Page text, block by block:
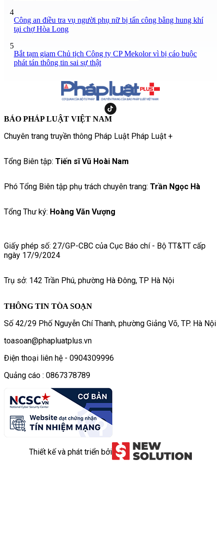
4
Công an điều tra vụ người phụ nữ bị tấn công bằng hung khí
tại chợ Hòa Long
5
Bắt tạm giam Chủ tịch Công ty CP Mekolor vì bị cáo buộc
phát tán thông tin sai sự thật
BÁO PHÁP LUẬT VIỆT NAM
Chuyên trang truyền thông Pháp Luật Pháp Luật +
Tổng Biên tập: Tiến sĩ Vũ Hoài Nam
Phó Tổng Biên tập phụ trách chuyên trang: Trần Ngọc Hà
Tổng Thư ký: Hoàng Văn Vượng
Giấy phép số: 27/GP-CBC của Cục Báo chí - Bộ TT&TT cấp
ngày 17/9/2024
Trụ sở: 142 Trần Phú, phường Hà Đông, TP Hà Nội
THÔNG TIN TÒA SOẠN
Số 42/29 Phố Nguyễn Chí Thanh, phường Giảng Võ, TP. Hà Nội
toasoan@phapluatplus.vn
Điện thoại liên hệ - 0904309996
Quảng cáo : 0867378789
Thiết kế và phát triển bởi